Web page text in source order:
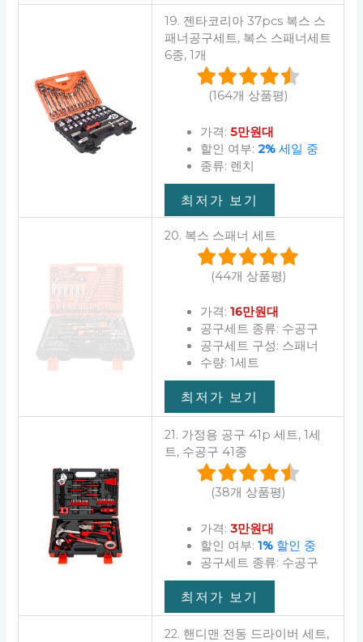
19. 젠타코리아 37pcs 복스 스
패너공구세트, 복스 스패너세트
6종, 1개
(164개 상품평)
가격: 5만원대
할인 여부: 2%세일 중
종류: 렌치
최저가 보기
20. 복스 스패너 세트
(44개 상품평)
가격: 16만원대
공구세트 종류: 수공구
공구세트 구성: 스패너
수량: 1세트
최저가 보기
21. 가정용 공구 41p 세트, 1세
트, 수공구 41종
(38개 상품평)
가격: 3만원대
할인 여부: 1%할인 중
공구세트 종류: 수공구
최저가 보기
22. 핸디맨 전동 드라이버 세트,